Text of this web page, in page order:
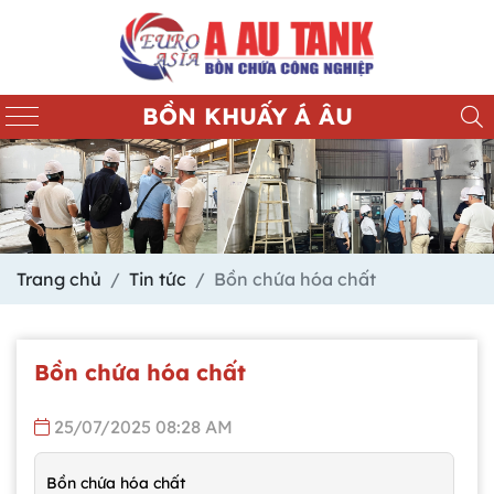
BỒN KHUẤY Á ÂU
Trang chủ Tin tức Bồn chứa hóa chất
Bồn chứa hóa chất
25/07/2025 08:28 AM
Bồn chứa hóa chất